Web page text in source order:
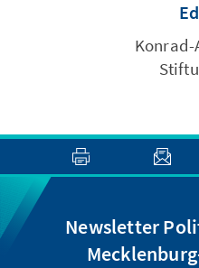
Konrad-
Newsletter